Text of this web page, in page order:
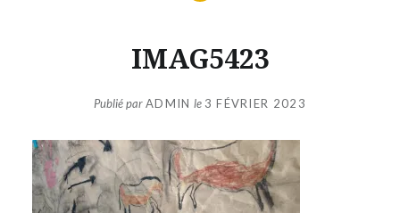
IMAG5423
Publié parADMIN le 3 FÉVRIER 2023